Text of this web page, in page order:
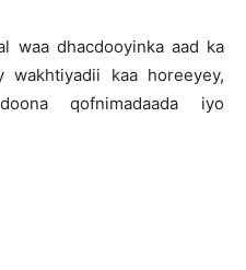
waa dhacdooyinka aad ka
wakhtiyadii kaa horeeyey,
qofnimadaada iyo